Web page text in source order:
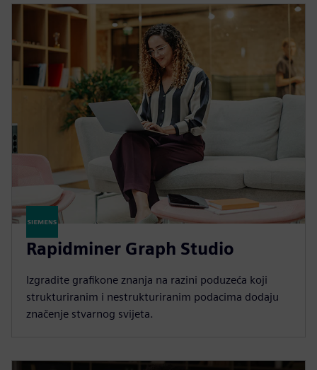
Rapidminer Graph Studio
Izgradite grafikone znanja na razini poduzeća koji
strukturiranim i nestrukturiranim podacima dodaju
značenje stvarnog svijeta.